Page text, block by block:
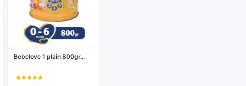
Bebelove 1 plain 800gr...